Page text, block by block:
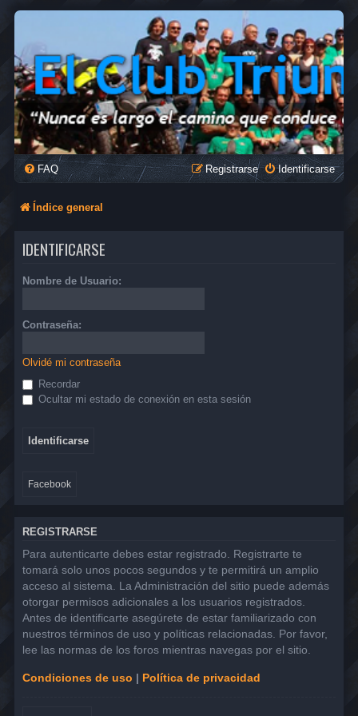
FAQ Identificarse
Registrarse
Índice general
IDENTIFICARSE
Nombre de Usuario:
Contraseña:
Olvidé mi contraseña
Recordar
Ocultar mi estado de conexión en esta sesión
Facebook
REGISTRARSE
Para autenticarte debes estar registrado. Registrarte te
tomará solo unos pocos segundos y te permitirá un amplio
acceso al sistema. La Administración del sitio puede además
otorgar permisos adicionales a los usuarios registrados.
Antes de identificarte asegúrete de estar familiarizado con
nuestros términos de uso y políticas relacionadas. Por favor,
lee las normas de los foros mientras navegas por el sitio.
Condiciones de uso | Política de privacidad